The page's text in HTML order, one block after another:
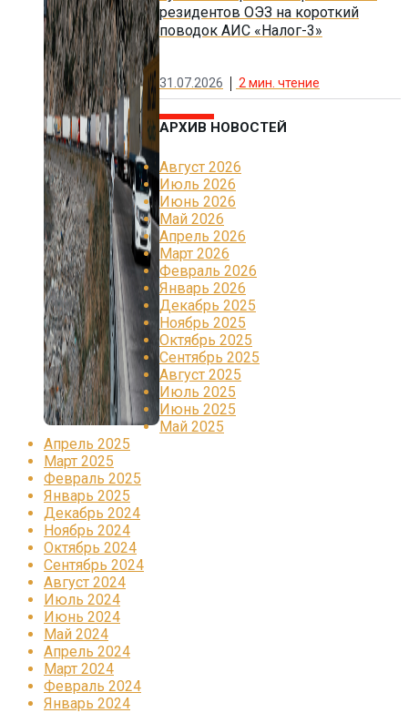
резидентов ОЭЗ на короткий
поводок АИС «Налог-3»
31.07.2026 2 мин. чтение
АРХИВ НОВОСТЕЙ
Август 2026
Июль 2026
Июнь 2026
Май 2026
Апрель 2026
Март 2026
Февраль 2026
Январь 2026
Декабрь 2025
Ноябрь 2025
Октябрь 2025
Сентябрь 2025
Август 2025
Июль 2025
Июнь 2025
Май 2025
Апрель 2025
Март 2025
Февраль 2025
Январь 2025
Декабрь 2024
Ноябрь 2024
Октябрь 2024
Сентябрь 2024
Август 2024
Июль 2024
Июнь 2024
Май 2024
Апрель 2024
Март 2024
Февраль 2024
Январь 2024